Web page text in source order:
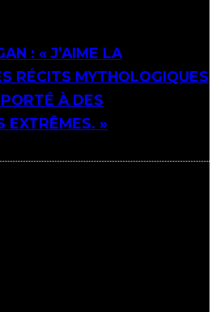
: « J’AIME LA
RÉCITS MYTHOLOGIQUES
À DES
EXTRÊMES. »